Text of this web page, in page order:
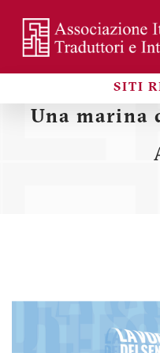
contenuto
principale
Sezioni
SITI
Una marina